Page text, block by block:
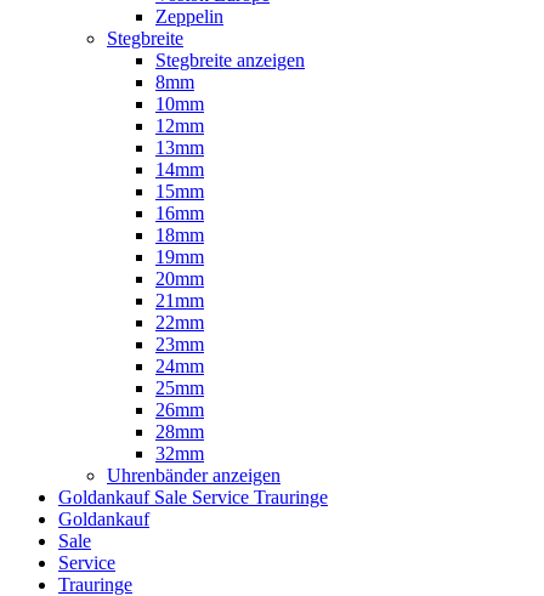
Zeppelin
Stegbreite
Stegbreite anzeigen
8mm
10mm
12mm
13mm
14mm
15mm
16mm
18mm
19mm
20mm
21mm
22mm
23mm
24mm
25mm
26mm
28mm
32mm
Uhrenbänder anzeigen
Goldankauf Sale Service Trauringe
Goldankauf
Sale
Service
Trauringe